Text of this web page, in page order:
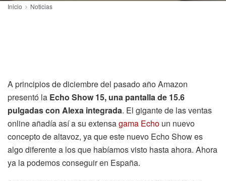
Inicio Noticias
A principios de diciembre del pasado año Amazon
presentó la Echo Show 15, una pantalla de 15.6
pulgadas con Alexa integrada. El gigante de las ventas
online añadía así a su extensagama Echo un nuevo
concepto de altavoz, ya que este nuevo Echo Show es
algo diferente a los que habíamos visto hasta ahora. Ahora
ya la podemos conseguir en España.